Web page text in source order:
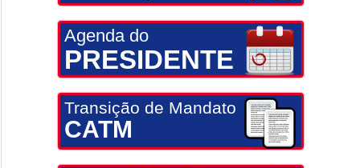
Agenda do
PRESIDENTE
Transição de Mandato
CATM